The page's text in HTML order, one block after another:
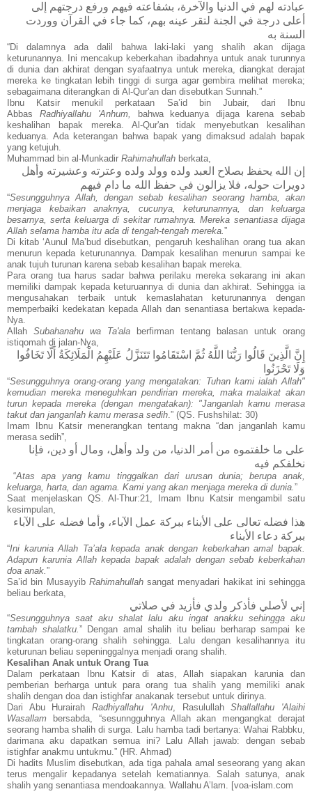
عبادته لهم في الدنيا والآخرة، بشفاعته فيهم ورفع درجتهم إلى
أعلى درجة في الجنة لتقر عينه بهم، كما جاء في القرآن ووردت
السنة به
“Di dalamnya ada dalil bahwa laki-laki yang shalih akan dijaga
keturunannya. Ini mencakup keberkahan ibadahnya untuk anak turunnya
di dunia dan akhirat dengan syafaatnya untuk mereka, diangkat derajat
mereka ke tingkatan lebih tinggi di surga agar gembira melihat mereka;
sebagaimana diterangkan di Al-Qur'an dan disebutkan Sunnah.”
Ibnu Katsir menukil perkataan Sa’id bin Jubair, dari Ibnu
Abbas Radhiyallahu 'Anhum,
bahwa keduanya dijaga karena sebab
keshalihan bapak mereka. Al-Qur'an tidak menyebutkan kesalihan
keduanya. Ada keterangan bahwa bapak yang dimaksud adalah bapak
yang ketujuh.
Muhammad bin al-Munkadir Rahimahullah berkata,
إن الله يحفظ بصلاح العبد ولده وولد ولده وعترته وعشيرته وأهل
دويرات حوله، فلا يزالون في حفظ الله ما دام فيهم
“Sesungguhnya Allah, dengan sebab kesalihan seorang hamba, akan
menjaga kebaikan anaknya, cucunya, keturunannya, dan keluarga
besarnya, serta keluarga di sekitar rumahnya. Mereka senantiasa dijaga
Allah selama hamba itu ada di tengah-tengah mereka.”
Di kitab ‘Aunul Ma’bud disebutkan, pengaruh keshalihan orang tua akan
menurun kepada keturunannya. Dampak kesalihan menurun sampai ke
anak tujuh turunan karena sebab kesalihan bapak mereka.
Para orang tua harus sadar bahwa perilaku mereka sekarang ini akan
memiliki dampak kepada keturuannya di dunia dan akhirat. Sehingga ia
mengusahakan terbaik untuk kemaslahatan keturunannya dengan
memperbaiki kedekatan kepada Allah dan senantiasa bertakwa kepada-
Nya.
Allah Subahanahu wa Ta'ala berfirman tentang balasan untuk orang
istiqomah di jalan-Nya,
إِنَّ الَّذِينَ قَالُوا رَبُّنَا اللَّهُ ثُمَّ اسْتَقَامُوا تَتَنَزَّلُ عَلَيْهِمُ الْمَلَائِكَةُ أَلَّا تَخَافُوا
وَلَا تَحْزَنُوا
“Sesungguhnya orang-orang yang mengatakan: Tuhan kami ialah Allah"
kemudian mereka meneguhkan pendirian mereka, maka malaikat akan
turun kepada mereka (dengan mengatakan): "Janganlah kamu merasa
takut dan janganlah kamu merasa sedih.” (QS. Fushshilat: 30)
Imam Ibnu Katsir menerangkan tentang makna “dan janganlah kamu
merasa sedih”,
على ما خلفتموه من أمر الدنيا، من ولد وأهل، ومال أو دين، فإنا
نخلفكم فيه
“Atas apa yang kamu tinggalkan dari urusan dunia; berupa anak,
keluarga, harta, dan agama. Kami yang akan menjaga mereka di dunia.”
Saat menjelaskan QS. Al-Thur:21, Imam Ibnu Katsir mengambil satu
kesimpulan,
هذا فضله تعالى على الأبناء ببركة عمل الآباء، وأما فضله على الآباء
ببركة دعاء الأبناء
“Ini karunia Allah Ta’ala kepada anak dengan keberkahan amal bapak.
Adapun karunia Allah kepada bapak adalah dengan sebab keberkahan
doa anak.”
Sa’id bin Musayyib Rahimahullahsangat menyadari hakikat ini sehingga
beliau berkata,
إني لأصلي فأذكر ولدي فأزيد في صلاتي
“Sesungguhnya saat aku shalat lalu aku ingat anakku sehingga aku
tambah shalatku.” Dengan amal shalih itu beliau berharap sampai ke
tingkatan orang-orang shalih sehingga. Lalu dengan kesalihannya itu
keturunan beliau sepeninggalnya menjadi orang shalih.
Kesalihan Anak untuk Orang Tua
Dalam perkataan Ibnu Katsir di atas, Allah siapakan karunia dan
pemberian berharga untuk para orang tua shalih yang memiliki anak
shalih dengan doa dan istighfar anakanak tersebut untuk dirinya.
Dari Abu HurairahRadhiyallahu 'Anhu, RasulullahShallallahu 'Alaihi
Wasallam bersabda, “sesunngguhnya Allah akan mengangkat derajat
seorang hamba shalih di surga. Lalu hamba tadi bertanya: Wahai Rabbku,
darimana aku dapatkan semua ini? Lalu Allah jawab: dengan sebab
istighfar anakmu untukmu.” (HR. Ahmad)
Di hadits Muslim disebutkan, ada tiga pahala amal seseorang yang akan
terus mengalir kepadanya setelah kematiannya. Salah satunya, anak
shalih yang senantiasa mendoakannya. Wallahu A’lam. [voa-islam.com